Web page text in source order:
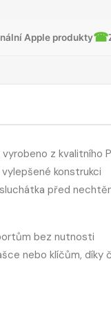
Apple produkty☎
z kvalitního
konstrukci
před
bez nutnosti
nebo klíčům, díky